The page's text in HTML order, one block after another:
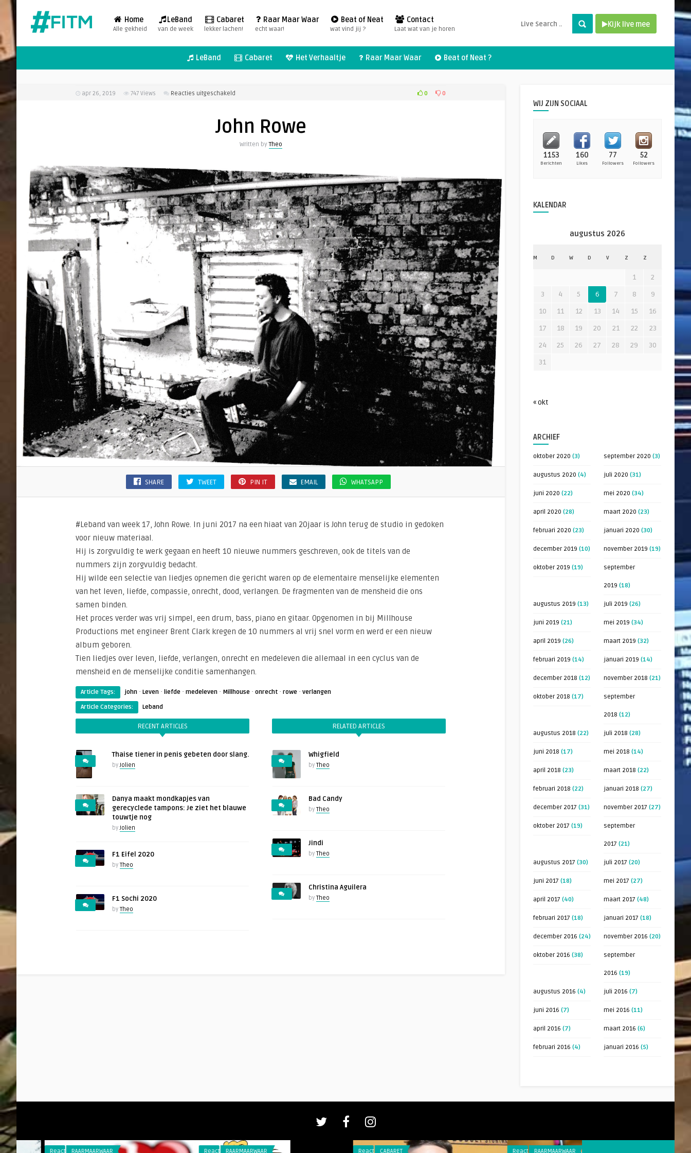
Home
Alle gekheid
LeBand
van de week
Cabaret
lekker lachen!
Raar Maar Waar
echt waar!
Beat of Neat
wat vind jij ?
Contact
Laat wat van je horen
Kijk live mee
LeBand Cabaret Het Verhaaltje Raar Maar Waar Beat of Neat ?
apr 26, 2019 747 Views Reacties uitgeschakeld 0 0
John Rowe
Written byTheo
SHARE TWEET PIN IT EMAIL WHATSAPP
#Leband van week 17, John Rowe. In juni 2017 na een hiaat van 20jaar is John terug de studio in gedoken
voor nieuw materiaal.
Hij is zorgvuldig te werk gegaan en heeft 10 nieuwe nummers geschreven, ook de titels van de
nummers zijn zorgvuldig bedacht.
Hij wilde een selectie van liedjes opnemen die gericht waren op de elementaire menselijke elementen
van het leven, liefde, compassie, onrecht, dood, verlangen. De fragmenten van de mensheid die ons
samen binden.
Het proces verder was vrij simpel, een drum, bass, piano en gitaar. Opgenomen in bij Millhouse
Productions met engineer Brent Clark kregen de 10 nummers al vrij snel vorm en werd er een nieuw
album geboren.
Tien liedjes over leven, liefde, verlangen, onrecht en medeleven die allemaal in een cyclus van de
mensheid en de menselijke conditie samenhangen.
Article Tags: john · Leven · liefde · medeleven · Millhouse · onrecht · rowe · verlangen
Article Categories:
Leband
RECENT ARTICLES
Thaise tiener in penis gebeten door slang.
by Jolien
Danya maakt mondkapjes van
gerecyclede tampons: Je ziet het blauwe
touwtje nog
by Jolien
F1 Eifel 2020
by Theo
F1 Sochi 2020
by Theo
RELATED ARTICLES
Whigfield
by Theo
Bad Candy
by Theo
Jindi
by Theo
Christina Aguilera
by Theo
WIJ ZIJN SOCIAAL
1153
Berichten
160
Likes
77
Followers
52
Followers
KALENDAR
augustus 2026
M D W D V Z Z
1
2
3
4 5 6 7 8
9
10
11 12 13 14 15
16
17
18 19 20 21 22
23
24
25 26 27 28 29
30
31
« okt
ARCHIEF
oktober 2020 (3) september 2020 (3)
augustus 2020 (4) juli 2020 (31)
juni 2020 (22) mei 2020 (34)
april 2020 (28) maart 2020 (23)
februari 2020 (23) januari 2020 (30)
december 2019 (10) november 2019 (19)
oktober 2019 (19) september
2019 (18)
augustus 2019 (13) juli 2019 (26)
juni 2019 (21) mei 2019 (34)
april 2019 (26) maart 2019 (32)
februari 2019 (14) januari 2019 (14)
december 2018 (12) november 2018 (21)
oktober 2018 (17) september
2018 (12)
augustus 2018 (22) juli 2018 (28)
juni 2018 (17) mei 2018 (14)
april 2018 (23) maart 2018 (22)
februari 2018 (22) januari 2018 (27)
december 2017 (31) november 2017 (27)
oktober 2017 (19) september
2017 (21)
augustus 2017 (30) juli 2017 (20)
juni 2017 (18) mei 2017 (27)
april 2017 (40) maart 2017 (48)
februari 2017 (18) januari 2017 (18)
december 2016 (24) november 2016 (20)
oktober 2016 (38) september
2016 (19)
augustus 2016 (4) juli 2016 (7)
juni 2016 (7) mei 2016 (11)
april 2016 (7) maart 2016 (6)
februari 2016 (4) januari 2016 (5)
Reacties RAARMAARWAAR Reacties RAARMAARWAAR CABARET RAARMAARWAAR